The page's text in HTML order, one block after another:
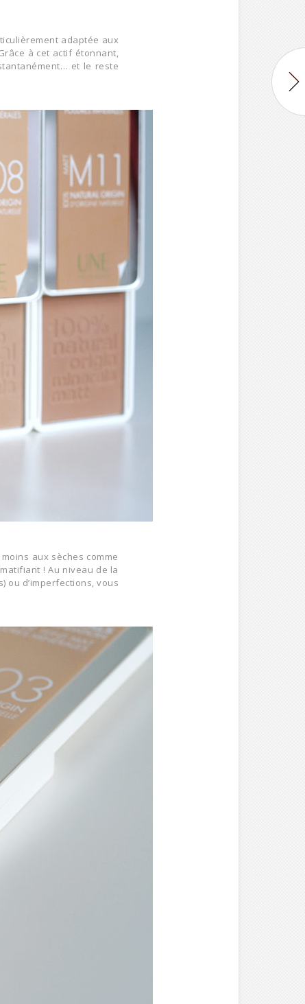
adaptée aux
à cet actif étonnant,
et le reste
aux sèches comme
! Au niveau de la
ou d’imperfections, vous